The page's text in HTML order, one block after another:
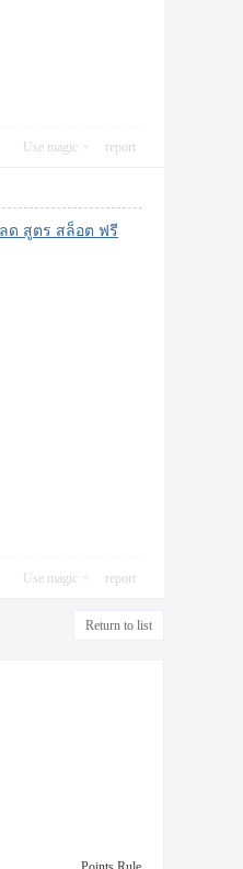
Use magic report
ด สูตร สล็อต ฟรี
Use magic report
Return to list